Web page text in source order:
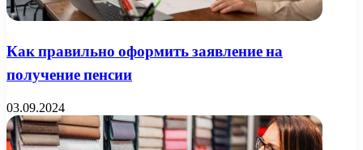
Как правильно оформить заявление на
получение пенсии
03.09.2024